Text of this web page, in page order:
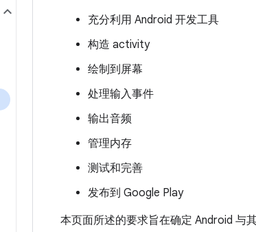
充分利用 Android 开发工具
构造 activity
绘制到屏幕
处理输入事件
输出音频
管理内存
测试和完善
发布到 Google Play
本页面所述的要求旨在确定 Android 与